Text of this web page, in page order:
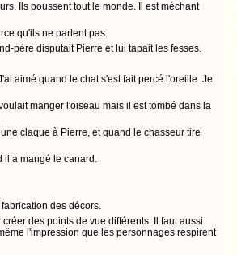
Ils poussent tout le monde. Il est méchant
qu'ils ne parlent pas.
père disputait Pierre et lui tapait les fesses.
aimé quand le chat s'est fait percé l'oreille. Je
manger l'oiseau mais il est tombé dans la
claque à Pierre, et quand le chasseur tire
il a mangé le canard.
des décors.
des points de vue différents. Il faut aussi
l'impression que les personnages respirent